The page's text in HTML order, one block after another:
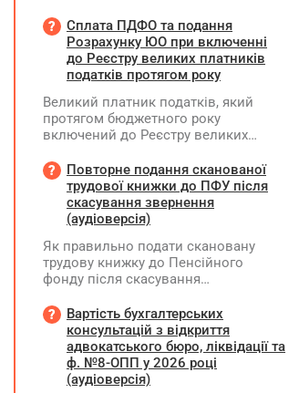
Сплата ПДФО та подання
Розрахунку ЮО при включенні
до Реєстру великих платників
податків протягом року
Великий платник податків, який
протягом бюджетного року
включений до Реєстру великих
за місцем попереднього обліку, а
Податковий розрахунок подає за
новим (основним) місцем обліку
Повторне подання сканованої
трудової книжки до ПФУ після
скасування звернення
(аудіоверсія)
Як правильно подати скановану
трудову книжку до Пенсійного
фонду після скасування
відсутність підпису на титульній
сторінці — надсилати лише
виправлену сторінку чи всю трудову
книжку заново?
Вартість бухгалтерських
консультацій з відкриття
адвокатського бюро, ліквідації та
ф. №8-ОПП у 2026 році
(аудіоверсія)